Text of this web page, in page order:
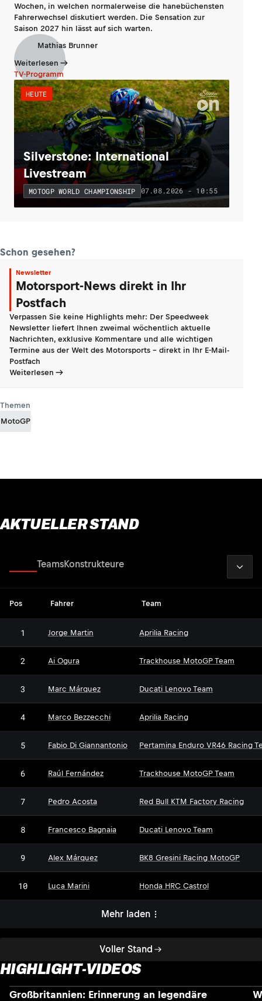
Wochen, in welchen normalerweise die hanebüchensten
Fahrerwechsel diskutiert werden. Die Sensation zur
Saison 2027 hin lässt auf sich warten.
Mathias Brunner
Weiterlesen
TV-Programm
HEUTE
Silverstone: International
Livestream
MOTOGP WORLD CHAMPIONSHIP 07.08.2026 - 10:55
Schon gesehen?
Newsletter
Motorsport-News direkt in Ihr
Postfach
Verpassen Sie keine Highlights mehr: Der Speedweek
Newsletter liefert Ihnen zweimal wöchentlich aktuelle
Nachrichten, exklusive Kommentare und alle wichtigen
Termine aus der Welt des Motorsports - direkt in Ihr E-Mail-
Postfach
Weiterlesen
Themen
MotoGP
AKTUELLER STAND
Voller Stand
TeamsKonstrukteure
Pos Fahrer Team
1 Jorge Martin Aprilia Racing
2 Ai Ogura Trackhouse MotoGP Team
3 Marc Márquez Ducati Lenovo Team
4 Marco Bezzecchi Aprilia Racing
5 Fabio Di Giannantonio Pertamina Enduro VR46 Racing
6 Raúl Fernández Trackhouse MotoGP Team
7 Pedro Acosta Red Bull KTM Factory Racing
8 Francesco Bagnaia Ducati Lenovo Team
9 Alex Márquez BK8 Gresini Racing MotoGP
10 Luca Marini Honda HRC Castrol
Mehr laden
HIGHLIGHT-VIDEOS
Großbritannien: Erinnerung an legendäre